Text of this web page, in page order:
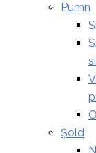
Pumn
Șold